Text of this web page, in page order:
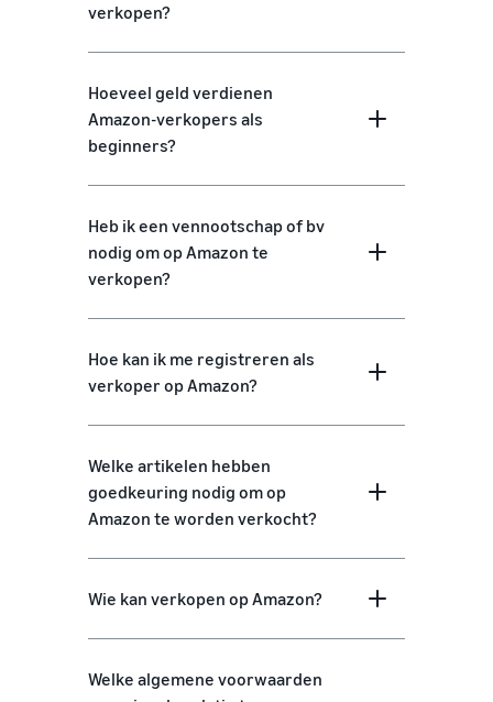
verkopen?
Hoeveel geld verdienen
Amazon-verkopers als
beginners?
Heb ik een vennootschap of bv
nodig om op Amazon te
verkopen?
Hoe kan ik me registreren als
verkoper op Amazon?
Welke artikelen hebben
goedkeuring nodig om op
Amazon te worden verkocht?
Wie kan verkopen op Amazon?
Welke algemene voorwaarden